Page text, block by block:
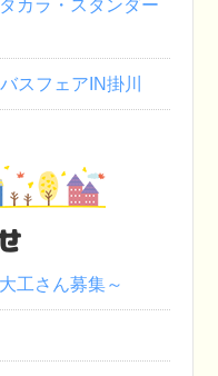
カラ・スタンダー
スフェアIN掛川
工さん募集～